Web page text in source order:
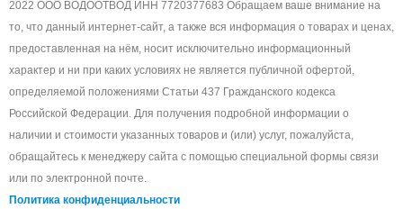
2022 ООО ВОДООТВОД ИНН 7720377683 Обращаем ваше внимание на
то, что данный интернет-сайт, а также вся информация о товарах и ценах,
предоставленная на нём, носит исключительно информационный
характер и ни при каких условиях не является публичной офертой,
определяемой положениями Статьи 437 Гражданского кодекса
Российской Федерации. Для получения подробной информации о
наличии и стоимости указанных товаров и (или) услуг, пожалуйста,
обращайтесь к менеджеру сайта с помощью специальной формы связи
или по электронной почте.
Политика конфиденциальности